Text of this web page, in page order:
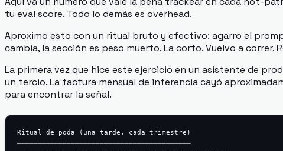
tu eval score. Todo lo demás es overhead.
Aproximo esto con un ritual bruto y efectivo: agarro el
cambia, la sección es peso muerto. La corto. Vuelvo a
La primera vez que hice este ejercicio en un asistente de
un tercio. La factura mensual de inferencia cayó
para encontrar la señal.
Ritual de poda (una tarde, cada trimestre)
──────────────────────────────────────────